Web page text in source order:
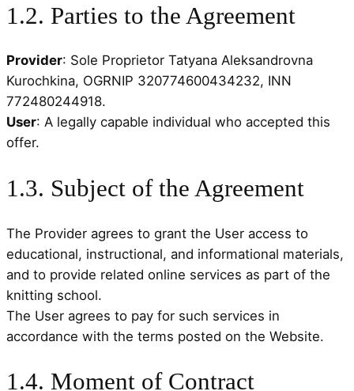
1.2. Parties to the Agreement
Provider: Sole Proprietor Tatyana Aleksandrovna
Kurochkina, OGRNIP 320774600434232, INN
772480244918.
User: A legally capable individual who accepted this
offer.
1.3. Subject of the Agreement
The Provider agrees to grant the User access to
educational, instructional, and informational materials,
and to provide related online services as part of the
knitting school.
The User agrees to pay for such services in
accordance with the terms posted on the Website.
1.4. Moment of Contract